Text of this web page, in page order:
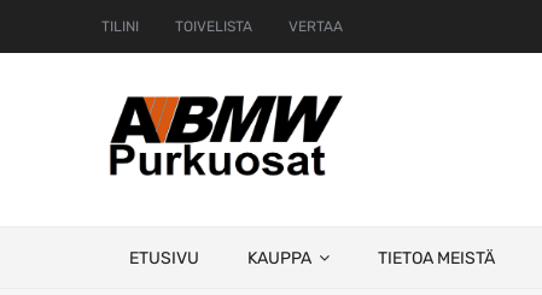
TILINI TOIVELISTA VERTAA
ETUSIVU KAUPPA TIETOA MEISTÄ